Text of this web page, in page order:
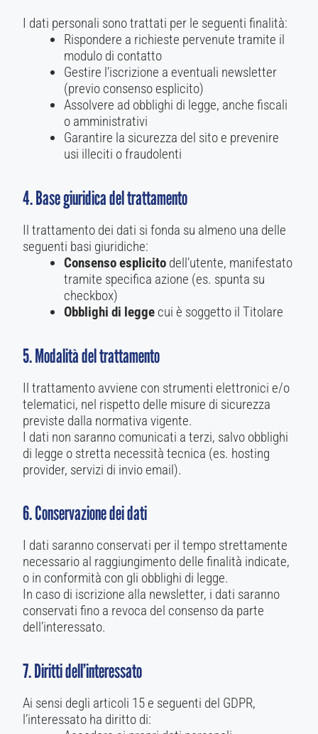
I dati personali sono trattati per le seguenti finalità:
Rispondere a richieste pervenute tramite il
modulo di contatto
Gestire l’iscrizione a eventuali newsletter
(previo consenso esplicito)
Assolvere ad obblighi di legge, anche fiscali
o amministrativi
Garantire la sicurezza del sito e prevenire
usi illeciti o fraudolenti
4. Base giuridica del trattamento
Il trattamento dei dati si fonda su almeno una delle
seguenti basi giuridiche:
Consenso esplicitodell’utente, manifestato
tramite specifica azione (es. spunta su
checkbox)
Obblighi di leggecui è soggetto il Titolare
5. Modalità del trattamento
Il trattamento avviene con strumenti elettronici e/o
telematici, nel rispetto delle misure di sicurezza
previste dalla normativa vigente.
I dati non saranno comunicati a terzi, salvo obblighi
di legge o stretta necessità tecnica (es. hosting
provider, servizi di invio email).
6. Conservazione dei dati
I dati saranno conservati per il tempo strettamente
necessario al raggiungimento delle finalità indicate,
o in conformità con gli obblighi di legge.
In caso di iscrizione alla newsletter, i dati saranno
conservati fino a revoca del consenso da parte
dell’interessato.
7. Diritti dell’interessato
Ai sensi degli articoli 15 e seguenti del GDPR,
l’interessato ha diritto di: